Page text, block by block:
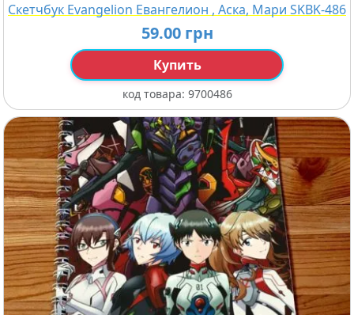
Скетчбук Evangelion Евангелион , Аска, Мари SKBK-486
59.00 грн
Купить
код товара: 9700486